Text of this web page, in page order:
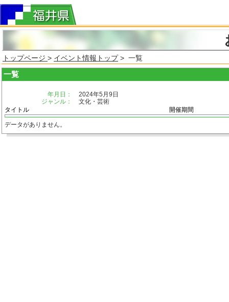
トップページ > イベント情報トップ> 一覧
一覧
年月日：
2024年5月9日
ジャンル：
文化・芸術
タイトル
開催期間
データがありません。